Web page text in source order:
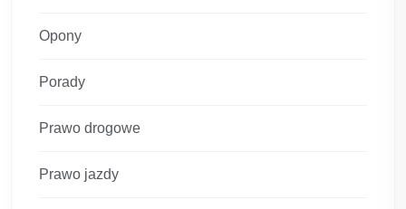
Opony
Porady
Prawo drogowe
Prawo jazdy